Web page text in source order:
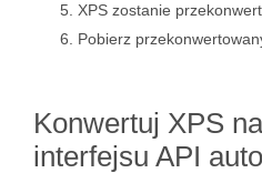
XPS zostanie
Pobierz
Konwertuj XPS
interfejsu API